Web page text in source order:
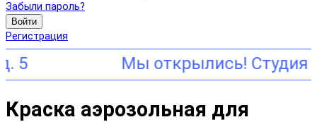
Забыли пароль?
Войти
Регистрация
Краска аэрозольная для